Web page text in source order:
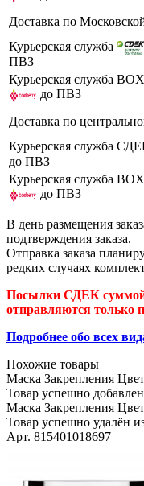
Доставка по
Курьерская служба
ПВЗ
Курьерская служба
до ПВЗ
Доставка по
Курьерская служба
до ПВЗ
Курьерская служба
до ПВЗ
В день размещения
подтверждения заказа.
Отправка заказа
редких случаях
Посылки СДЕК
отправляются только
Подробнее обо всех
Похожие товары
Маска Закрепления
Товар успешно
Маска Закрепления
Товар успешно удалён
Арт. 815401018697